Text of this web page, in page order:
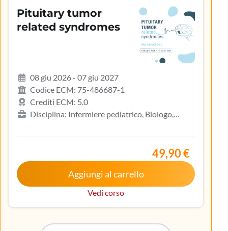
Pituitary tumor
related syndromes
08 giu 2026 - 07 giu 2027
Codice ECM: 75-486687-1
Crediti ECM: 5.0
Disciplina: Infermiere pediatrico, Biologo,
Ginecologia e ostetricia, Infermiere, Iscritto
nell’elenco speciale ad esaurimento, Malattie
metaboliche e diabetologia, Medicina interna,
Oncologia, Pediatria, Pediatria (Pediatri di libera
scelta), Tecnico sanitario di radiologia medica
49,90 €
Aggiungi al carrello
Vedi corso